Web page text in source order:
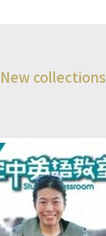
New collections